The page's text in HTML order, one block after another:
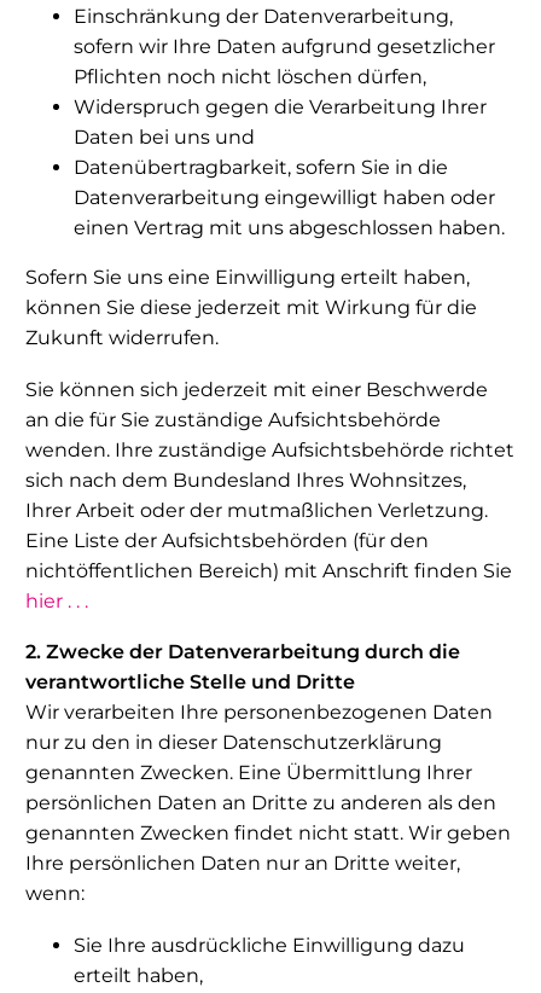
Einschränkung der Datenverarbeitung,
sofern wir Ihre Daten aufgrund gesetzlicher
Pflichten noch nicht löschen dürfen,
Widerspruch gegen die Verarbeitung Ihrer
Daten bei uns und
Datenübertragbarkeit, sofern Sie in die
Datenverarbeitung eingewilligt haben oder
einen Vertrag mit uns abgeschlossen haben.
Sofern Sie uns eine Einwilligung erteilt haben,
können Sie diese jederzeit mit Wirkung für die
Zukunft widerrufen.
Sie können sich jederzeit mit einer Beschwerde
an die für Sie zuständige Aufsichtsbehörde
wenden. Ihre zuständige Aufsichtsbehörde richtet
sich nach dem Bundesland Ihres Wohnsitzes,
Ihrer Arbeit oder der mutmaßlichen Verletzung.
Eine Liste der Aufsichtsbehörden (für den
nichtöffentlichen Bereich) mit Anschrift finden Sie
hier . . .
2. Zwecke der Datenverarbeitung durch die
verantwortliche Stelle und Dritte
Wir verarbeiten Ihre personenbezogenen Daten
nur zu den in dieser Datenschutzerklärung
genannten Zwecken. Eine Übermittlung Ihrer
persönlichen Daten an Dritte zu anderen als den
genannten Zwecken findet nicht statt. Wir geben
Ihre persönlichen Daten nur an Dritte weiter,
wenn:
Sie Ihre ausdrückliche Einwilligung dazu
erteilt haben,